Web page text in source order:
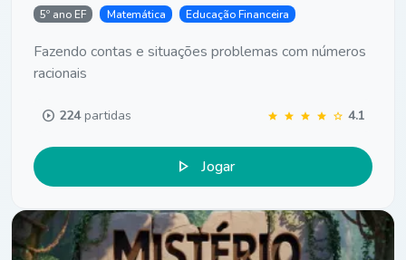
5º ano EF Matemática Educação Financeira
Fazendo contas e situações problemas com números
racionais
play_circle 224partidas star star star star star 4.1
play_arrow Jogar